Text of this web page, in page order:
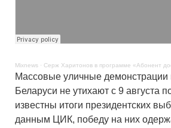
Mixnews · Серж Харитонов в программе «Абонент
Массовые уличные демонстрации
Беларуси не утихают с 9 августа
известны итоги президентских
данным ЦИК, победу на них